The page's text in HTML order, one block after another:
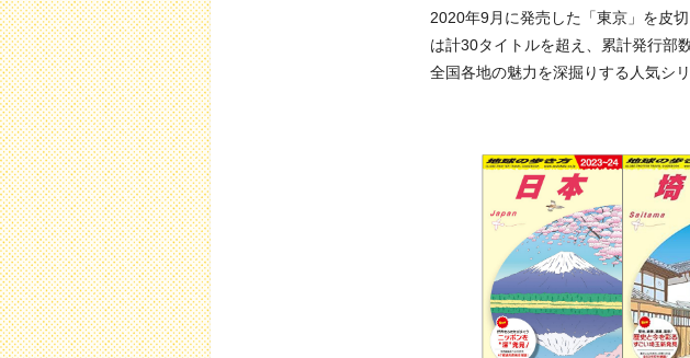
2020年9月に発売した「東京」を皮
は計30タイトルを超え、累計発行部
全国各地の魅力を深掘りする人気シ